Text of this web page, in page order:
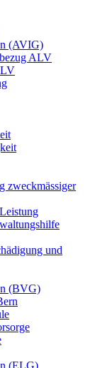
(AVIG)
ALV
zweckmässiger
und
(BVG)
(ELG)